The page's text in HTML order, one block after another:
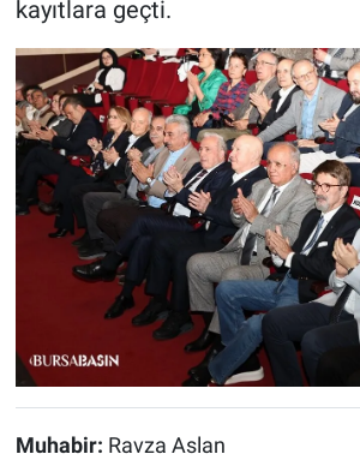
kayıtlara geçti.
Muhabir: Ravza Aslan